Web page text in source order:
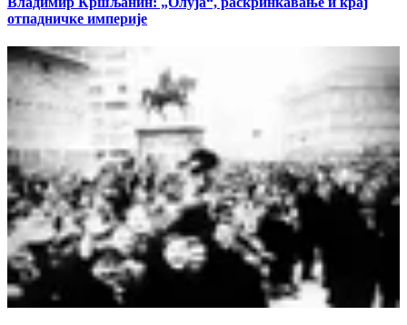
отпадничке империје